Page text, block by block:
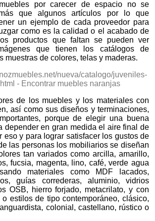
por carecer de espacio no se
que algunos artículos por lo que
un ejemplo de cada proveedor para
como es la calidad o el acabado de
productos que faltan se pueden ver
que tienen los catálogos de
muestras de colores, telas y maderas.
de los muebles y los materiales con
así como sus diseños y terminaciones,
porque de elegir una buena
depender en gran medida el aire final de
eso y para lograr satisfacer los gustos de
las personas los mobiliarios se diseñan
tan variados como arcilla, amarillo,
fucsia, magenta, lino, café, verde agua
materiales como MDF lacados,
guías correderas, aluminio, vidrios
OSB, hierro forjado, metacrilato, y con
estilos de tipo contemporáneo, clásico,
colonial, castellano, rústico o